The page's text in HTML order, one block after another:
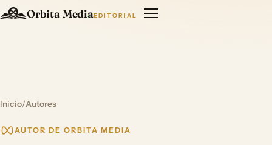
Orbita MediaEDITORIAL
Inicio/Autores
AUTOR DE ORBITA MEDIA